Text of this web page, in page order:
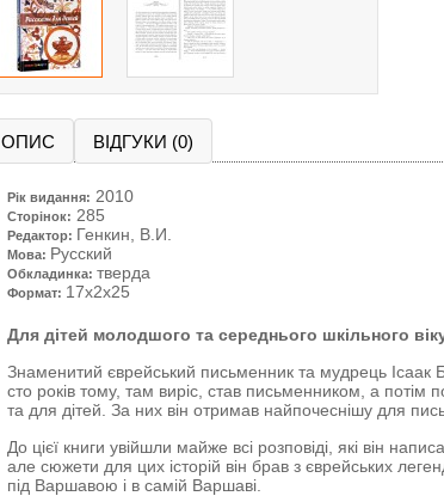
ОПИС ВІДГУКИ (0)
Рік видання: 2010
Сторінок: 285
Редактор: Генкин, В.И.
Мова: Русский
Обкладинка: тверда
Формат: 17x2x25
Для дітей молодшого та середнього шкільного
Знаменитий єврейський письменник та мудрець Ісаак
сто років тому, там виріс, став письменником, а
та для дітей. За них він отримав найпочеснішу для
До цієї книги увійшли майже всі розповіді, які він
але сюжети для цих історій він брав з єврейських
під Варшавою і в самій Варшаві.